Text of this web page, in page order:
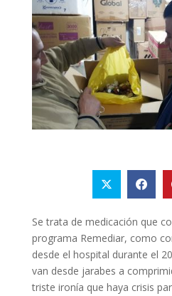
Se trata de medicación que
programa Remediar, como
desde el hospital durante el
van desde jarabes a
triste ironía que haya crisis